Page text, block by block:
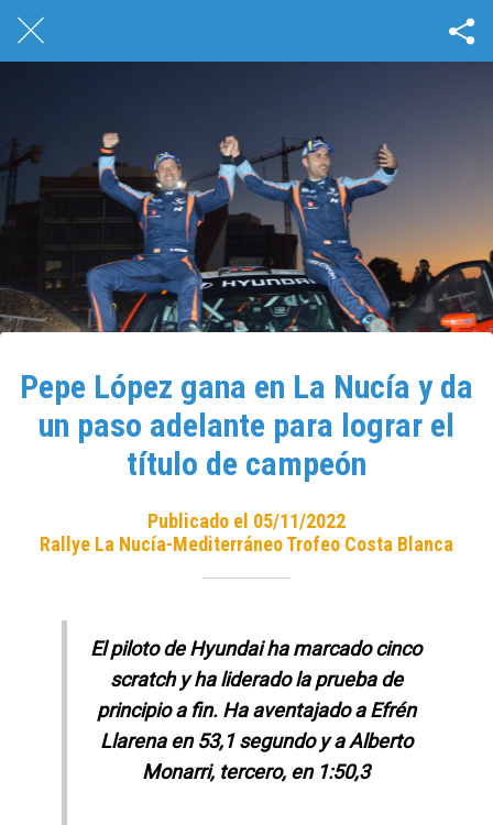
Pepe López gana en La Nucía y da
un paso adelante para lograr el
título de campeón
Publicado el 05/11/2022
Rallye La Nucía-Mediterráneo Trofeo Costa Blanca
El piloto de Hyundai ha marcado cinco
scratch y ha liderado la prueba de
principio a fin. Ha aventajado a Efrén
Llarena en 53,1 segundo y a Alberto
Monarri, tercero, en 1:50,3